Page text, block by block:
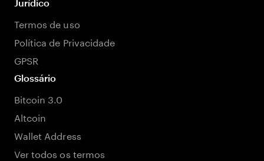
Jurídico
Termos de uso
Política de Privacidade
GPSR
Glossário
Bitcoin 3.0
Altcoin
Wallet Address
Ver todos os termos